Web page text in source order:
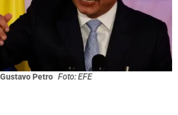
Gustavo Petro Foto: EFE